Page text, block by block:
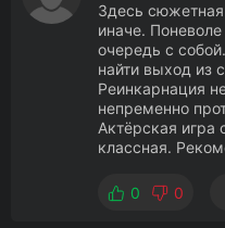
Здесь
иначе.
очередь с
найти выход из
Реинкарнация
непременно
Актёрская игра
классная.
0 0